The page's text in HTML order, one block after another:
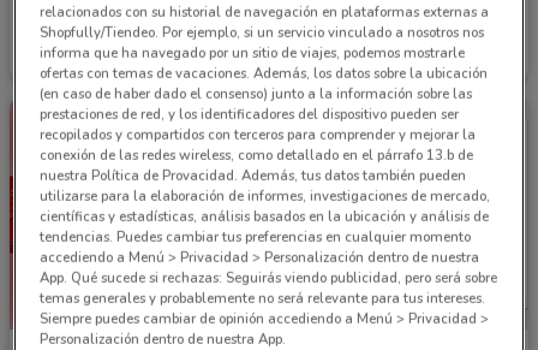
Rosedal Ópticas
15.3 km
Ópticas Arista
Caduca el 31/08 2.4 km
relacionados con su historial de navegación en plataformas externas a
Shopfully/Tiendeo. Por ejemplo, si un servicio vinculado a nosotros nos
informa que ha navegado por un sitio de viajes, podemos mostrarle
ofertas con temas de vacaciones. Además, los datos sobre la ubicación
(en caso de haber dado el consenso) junto a la información sobre las
prestaciones de red, y los identificadores del dispositivo pueden ser
recopilados y compartidos con terceros para comprender y mejorar la
conexión de las redes wireless, como detallado en el párrafo 13.b de
nuestra Política de Provacidad. Además, tus datos también pueden
utilizarse para la elaboración de informes, investigaciones de mercado,
científicas y estadísticas, análisis basados en la ubicación y análisis de
tendencias. Puedes cambiar tus preferencias en cualquier momento
accediendo a Menú > Privacidad > Personalización dentro de nuestra
App. Qué sucede si rechazas: Seguirás viendo publicidad, pero será sobre
temas generales y probablemente no será relevante para tus intereses.
Siempre puedes cambiar de opinión accediendo a Menú > Privacidad >
Personalización dentro de nuestra App.